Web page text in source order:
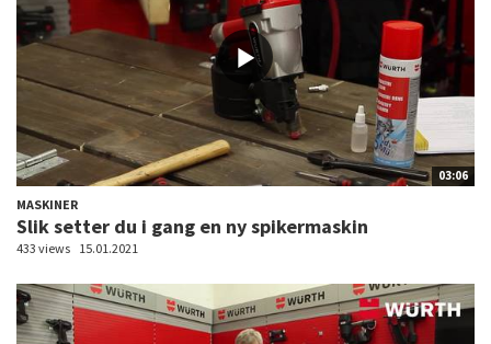
03:06
MASKINER
Slik setter du i gang en ny spikermaskin
433 views 15.01.2021